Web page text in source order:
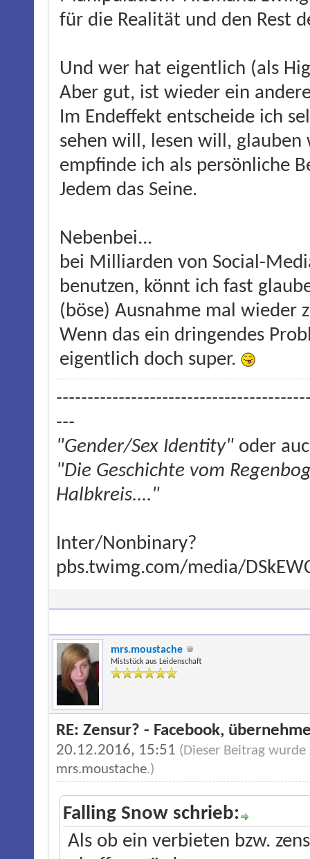
für die Realität und den Rest
Und wer hat eigentlich (als
Aber gut, ist wieder ein
Im Endeffekt entscheide ich
sehen will, lesen will, glauben
empfinde ich als persönliche
Jedem das Seine.
Nebenbei...
bei Milliarden von Social-
benutzen, könnt ich fast
(böse) Ausnahme mal wieder
Wenn das ein dringendes
eigentlich doch super.
---
"Gender/Sex Identity" oder
"Die Geschichte vom
Halbkreis...."
Inter/Nonbinary?
pbs.twimg.com/media/
mrs.moustache
Miststück aus Leidenschaft
RE: Zensur? - Facebook,
20.12.2016, 15:51 (Dieser Beitrag
mrs.moustache.)
Falling Snow schrieb:
Als ob ein verbieten bzw.